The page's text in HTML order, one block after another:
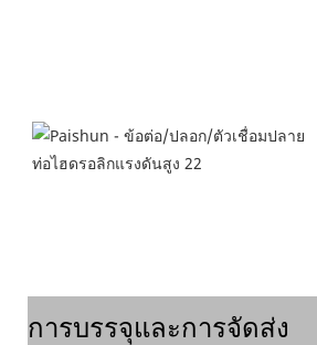
การบรรจุและการจัดส่ง